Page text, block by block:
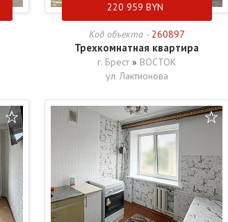
220 959 BYN
Код объекта - 260897
Трехкомнатная квартира
г. Брест » ВОСТОК
ул. Лактионова